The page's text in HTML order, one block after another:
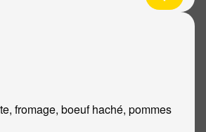
fromage, boeuf haché, pommes